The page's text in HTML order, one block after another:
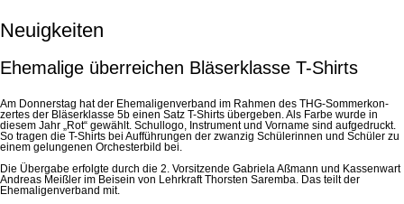
Neuigkeiten
Ehemalige überreichen Bläserklasse T-Shirts
Am Donnerstag hat der Ehemaligenverband im Rahmen des THG-Sommerkon­
zertes der Bläserklasse 5b einen Satz T-Shirts übergeben. Als Farbe wurde in
diesem Jahr „Rot“ ge­wählt. Schullogo, Instrument und Vorname sind aufgedruckt.
So tragen die T-Shirts bei Aufführungen der zwanzig Schülerinnen und Schüler zu
einem gelungenen Orchesterbild bei.
Die Übergabe erfolgte durch die 2. Vorsitzende Gabriela Aßmann und Kassenwart
Andreas Meißler im Beisein von Lehrkraft Thorsten Saremba. Das teilt der
Ehemaligenverband mit.